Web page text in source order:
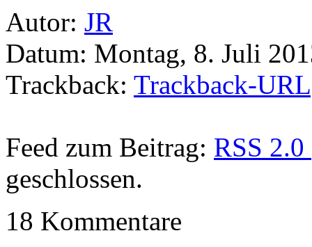
Autor: JR
Datum: Montag, 8. Juli
Trackback: Trackback-URL
Feed zum Beitrag: RSS 2.0
geschlossen.
18 Kommentare